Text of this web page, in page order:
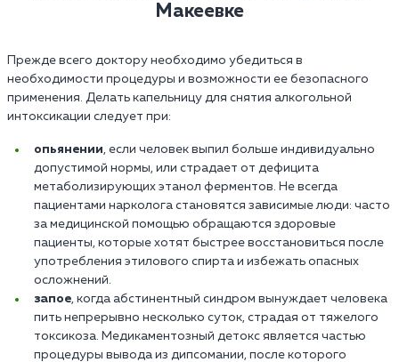
Макеевке
Прежде всего доктору необходимо убедиться в
необходимости процедуры и возможности ее безопасного
применения. Делать капельницу для снятия алкогольной
интоксикации следует при:
опьянении , если человек выпил больше индивидуально
допустимой нормы, или страдает от дефицита
метаболизирующих этанол ферментов. Не всегда
пациентами нарколога становятся зависимые люди: часто
за медицинской помощью обращаются здоровые
пациенты, которые хотят быстрее восстановиться после
употребления этилового спирта и избежать опасных
осложнений.
запое , когда абстинентный синдром вынуждает человека
пить непрерывно несколько суток, страдая от тяжелого
токсикоза. Медикаментозный детокс является частью
процедуры вывода из дипсомании, после которого